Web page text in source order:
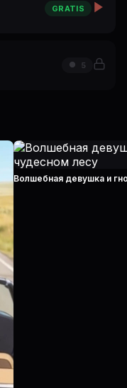
GRATIS
5
Волшебная девушка и